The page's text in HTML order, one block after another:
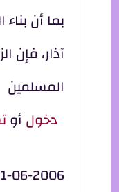
بما أن
آذار، فإن
المسلمين
دخولأو
06-2006